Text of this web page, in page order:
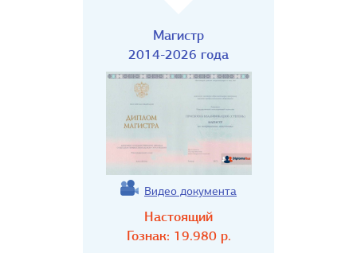
Магистр
2014-2026 года
Видео документа
Настоящий
Гознак: 19.980р.